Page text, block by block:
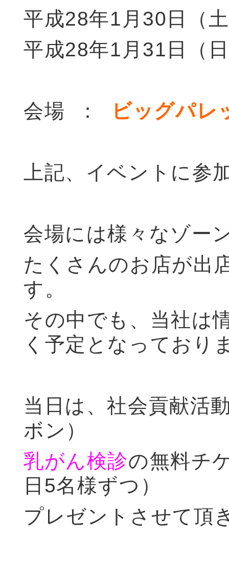
平成28年1月30日（
平成28年1月31日（
会場 ： ビッグパレ
上記、イベントに参
会場には様々なゾー
たくさんのお店が出
す。
その中でも、当社は
く予定となっており
当日は、社会貢献活
ボン）
乳がん検診の無料チ
日5名様ずつ）
プレゼントさせて頂